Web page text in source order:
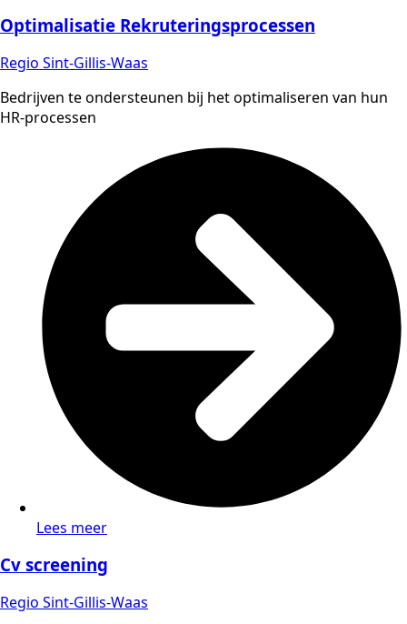
Optimalisatie Rekruteringsprocessen
Regio Sint-Gillis-Waas
Bedrijven te ondersteunen bij het optimaliseren van hun
HR-processen
Lees meer
Cv screening
Regio Sint-Gillis-Waas